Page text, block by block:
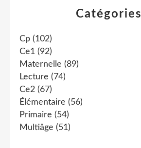
Catégories
Cp (102)
Ce1 (92)
Maternelle (89)
Lecture (74)
Ce2 (67)
Élémentaire (56)
Primaire (54)
Multiâge (51)